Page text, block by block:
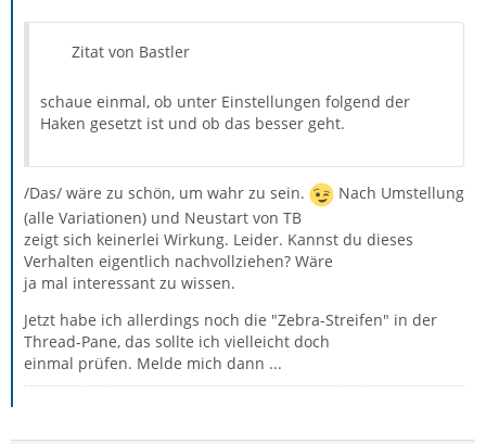
Zitat von Bastler
schaue einmal, ob unter Einstellungen folgend der
Haken gesetzt ist und ob das besser geht.
/Das/ wäre zu schön, um wahr zu sein.
Nach Umstellung
(alle Variationen) und Neustart von TB
zeigt sich keinerlei Wirkung. Leider. Kannst du dieses
Verhalten eigentlich nachvollziehen? Wäre
ja mal interessant zu wissen.
Jetzt habe ich allerdings noch die "Zebra-Streifen" in der
Thread-Pane, das sollte ich vielleicht doch
einmal prüfen. Melde mich dann ...